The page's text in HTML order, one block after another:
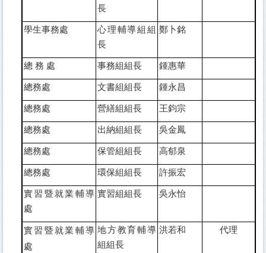
長
學生事務處
心理輔導組組
長
鄭卜銘
總 務 處 事務組組長
鍾惠華
總務處
文書組組長
鍾永昌
總務處
營繕組組長
王鈞宗
總務處
出納組組長
吳金鳳
總務處
保管組組長
高郁泉
總務處
環保組組長
許振宏
實習暨就業輔導
處
實習組組長 吳永怡
實習暨就業輔導
處
地方教育輔導
組組長
洪若和 代理